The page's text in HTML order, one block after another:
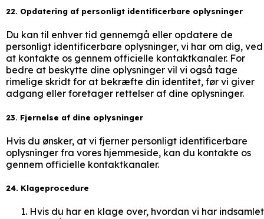
22. Opdatering af personligt identificerbare oplysninger
Du kan til enhver tid gennemgå eller opdatere de
personligt identificerbare oplysninger, vi har om dig, ved
at kontakte os gennem officielle kontaktkanaler. For
bedre at beskytte dine oplysninger vil vi også tage
rimelige skridt for at bekræfte din identitet, før vi giver
adgang eller foretager rettelser af dine oplysninger.
23. Fjernelse af dine oplysninger
Hvis du ønsker, at vi fjerner personligt identificerbare
oplysninger fra vores hjemmeside, kan du kontakte os
gennem officielle kontaktkanaler.
24. Klageprocedure
Hvis du har en klage over, hvordan vi har indsamlet